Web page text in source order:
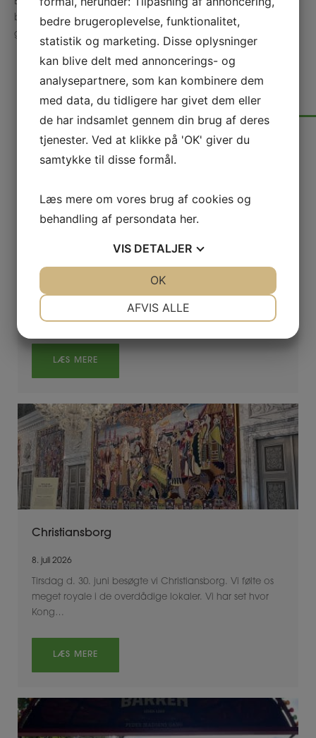
bedre på et andet tilbud/i et andet regi, og som i højere
grad ville kunne profitere af et alternativ til Kløverengen.
Nyheder fra Kløverengen
Socialpædagog søges
4. august 2026
socialpædagog
LÆS MERE
Christiansborg
8. juli 2026
Tirsdag d. 30. juni besøgte vi Christiansborg. Vi følte os
meget royale i de overdådige lokaler. Vi har set hvor
Kong…
LÆS MERE
bedre brugeroplevelse, funktionalitet,
statistik og marketing. Disse oplysninger
kan blive delt med annoncerings- og
analysepartnere, som kan kombinere dem
med data, du tidligere har givet dem eller
de har indsamlet gennem din brug af deres
tjenester. Ved at klikke på 'OK' giver du
samtykke til disse formål.
Læs mere om vores brug af cookies og
behandling af persondata her.
VIS DETALJER
AFVIS ALLE
OK